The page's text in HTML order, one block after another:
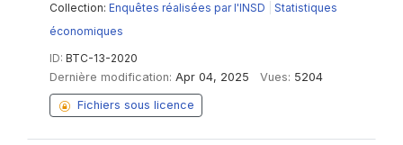
Collection: Enquêtes réalisées par l'INSD
Statistiques
économiques
ID: BTC-13-2020
Dernière modification: Apr 04, 2025 Vues: 5204
Fichiers sous licence